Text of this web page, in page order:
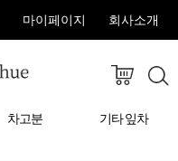
마이페이지 회사소개
차고분 기타 잎차